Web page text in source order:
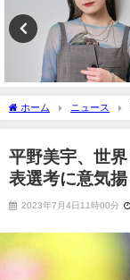
ホーム ニュース
意気揚々
平野美宇、世
表選考に意気揚
2023年7月4日11時00分